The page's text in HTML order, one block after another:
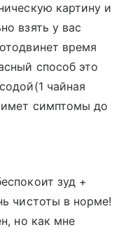
картину и
взять у вас
время
способ это
чайная
симптомы до
зуд +
чистоты в норме!
но как мне